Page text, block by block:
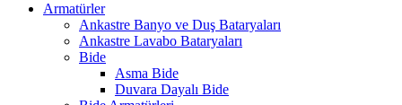
Armatürler
Ankastre Banyo ve Duş Bataryaları
Ankastre Lavabo Bataryaları
Bide
Asma Bide
Duvara Dayalı Bide